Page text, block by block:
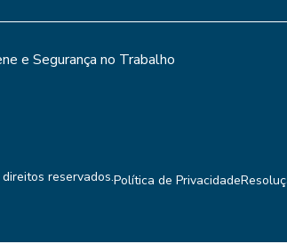
e Segurança no Trabalho
reservados.Política de Privacidade